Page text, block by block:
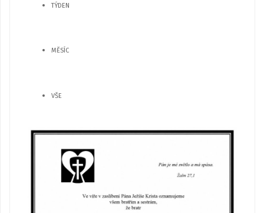
TÝDEN
MĚSÍC
VŠE